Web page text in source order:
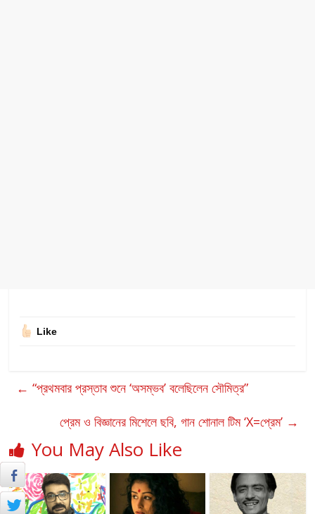
Like
← “প্রথমবার প্রস্তাব শুনে ‘অসম্ভব’ বলেছিলেন সৌমিত্র”
প্রেম ও বিজ্ঞানের মিশেলে ছবি, গান শোনাল টিম ‘X=প্রেম’ →
You May Also Like